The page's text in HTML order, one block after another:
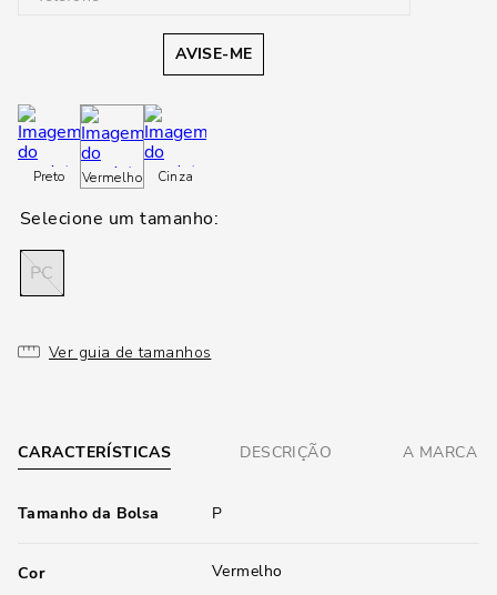
AVISE-ME
Preto Vermelho Cinza
PC
Ver guia de tamanhos
CARACTERÍSTICAS DESCRIÇÃO A MARCA
Tamanho da Bolsa P
Cor Vermelho